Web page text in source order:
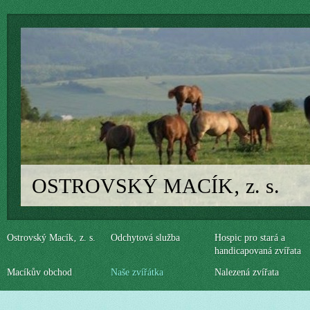
OSTROVSKÝ MACÍK‚ z. s.
Ostrovský Macík‚ z. s. Odchytová služba
Hospic pro stará a
handicapovaná zvířata
Macíkův obchod Naše zvířátka Nalezená zvířata